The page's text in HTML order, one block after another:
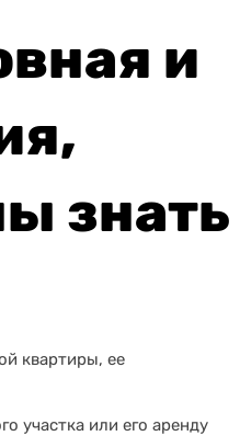
и
знать
квартиры, ее
участка или его аренду